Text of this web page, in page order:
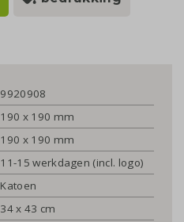
9920908
190 x 190 mm
190 x 190 mm
11-15 werkdagen (incl. logo)
Katoen
34 x 43 cm